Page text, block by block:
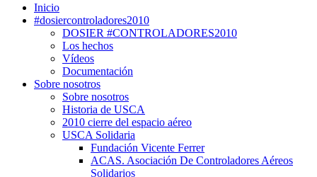
Inicio
#dosiercontroladores2010
DOSIER #CONTROLADORES2010
Los hechos
Vídeos
Documentación
Sobre nosotros
Sobre nosotros
Historia de USCA
2010 cierre del espacio aéreo
USCA Solidaria
Fundación Vicente Ferrer
ACAS. Asociación De Controladores Aéreos
Solidarios